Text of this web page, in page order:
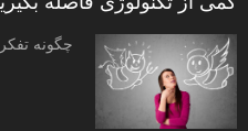
چگونه